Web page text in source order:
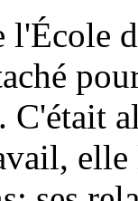
l'École
C'était